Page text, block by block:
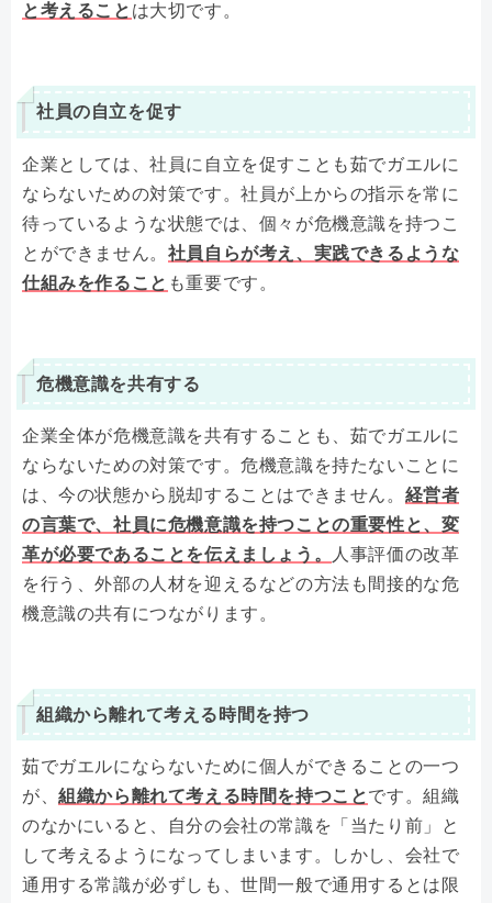
と考えること は大切です。
社員の自立を促す
企業としては、社員に自立を促すことも茹でガエルに
ならないための対策です。社員が上からの指示を常に
待っているような状態では、個々が危機意識を持つこ
とができません。 社員自らが考え、実践できるような
仕組みを作ること も重要です。
危機意識を共有する
企業全体が危機意識を共有することも、茹でガエルに
ならないための対策です。危機意識を持たないことに
は、今の状態から脱却することはできません。 経営者
の言葉で、社員に危機意識を持つことの重要性と、変
革が必要であることを伝えましょう。
人事評価の改革
を行う、外部の人材を迎えるなどの方法も間接的な危
機意識の共有につながります。
組織から離れて考える時間を持つ
茹でガエルにならないために個人ができることの一つ
が、組織から離れて考える時間を持つことです。組織
のなかにいると、自分の会社の常識を「当たり前」と
して考えるようになってしまいます。しかし、会社で
通用する常識が必ずしも、世間一般で通用するとは限